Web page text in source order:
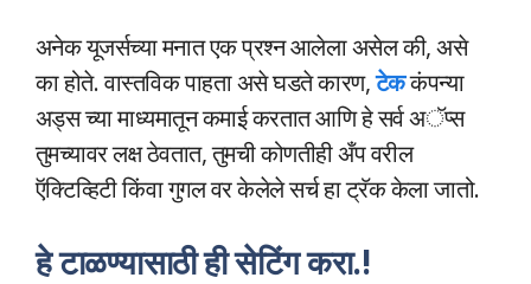
अनेक यूजर्सच्या मनात एक प्रश्न आलेला असेल की, असे
का होते. वास्तविक पाहता असे घडते कारण,टेककंपन्या
अड्स च्या माध्यमातून कमाई करतात आणि हे सर्व अॅप्स
तुमच्यावर लक्ष ठेवतात, तुमची कोणतीही अँप वरील
ऍक्टिव्हिटी किंवा गुगल वर केलेले सर्च हा ट्रॅक केला जातो.
हे टाळण्यासाठी ही सेटिंग करा.!